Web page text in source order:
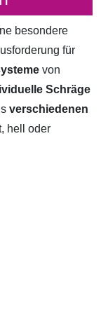
besondere
für
von
Schräge
verschiedenen
hell oder